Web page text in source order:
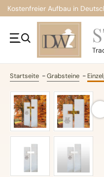
Kostenfreier Aufbau in
Startseite Grabsteine